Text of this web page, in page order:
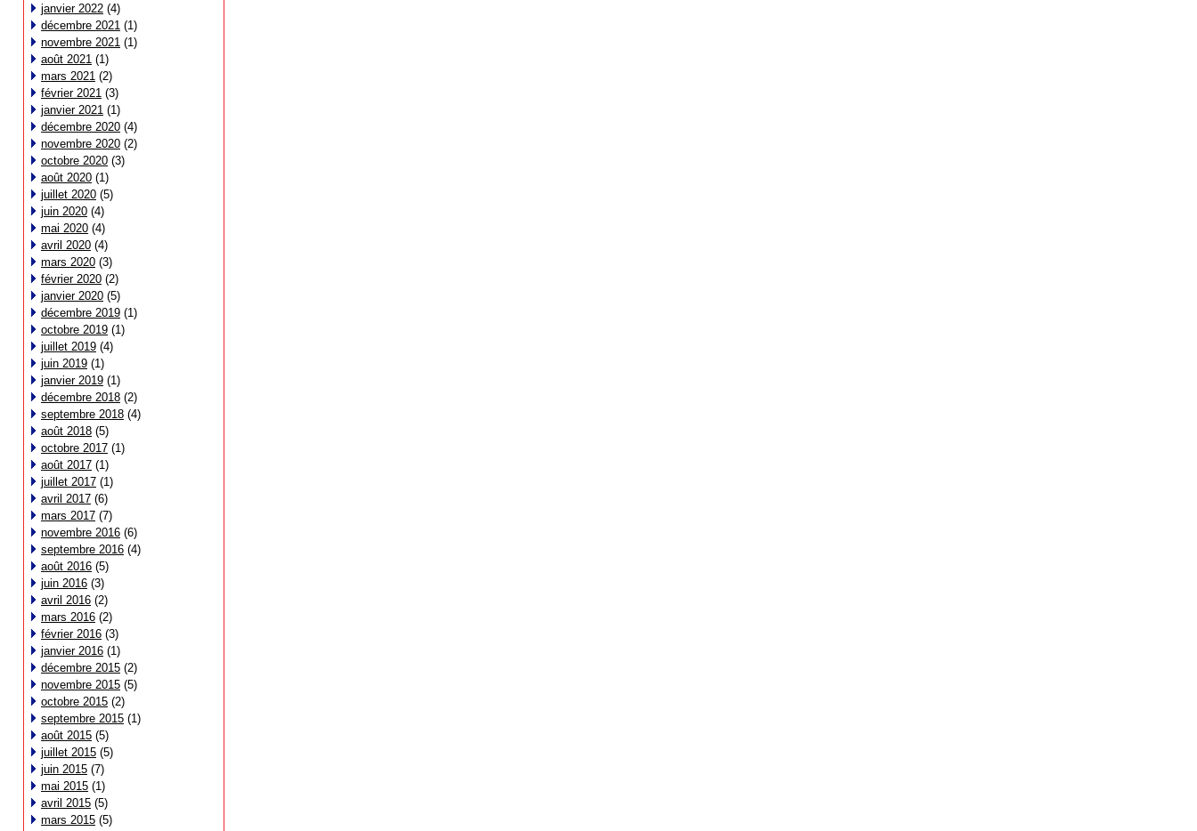
janvier 2022 (4)
décembre 2021 (1)
novembre 2021 (1)
août 2021 (1)
mars 2021 (2)
février 2021 (3)
janvier 2021 (1)
décembre 2020 (4)
novembre 2020 (2)
octobre 2020 (3)
août 2020 (1)
juillet 2020 (5)
juin 2020 (4)
mai 2020 (4)
avril 2020 (4)
mars 2020 (3)
février 2020 (2)
janvier 2020 (5)
décembre 2019 (1)
octobre 2019 (1)
juillet 2019 (4)
juin 2019 (1)
janvier 2019 (1)
décembre 2018 (2)
septembre 2018 (4)
août 2018 (5)
octobre 2017 (1)
août 2017 (1)
juillet 2017 (1)
avril 2017 (6)
mars 2017 (7)
novembre 2016 (6)
septembre 2016 (4)
août 2016 (5)
juin 2016 (3)
avril 2016 (2)
mars 2016 (2)
février 2016 (3)
janvier 2016 (1)
décembre 2015 (2)
novembre 2015 (5)
octobre 2015 (2)
septembre 2015 (1)
août 2015 (5)
juillet 2015 (5)
juin 2015 (7)
mai 2015 (1)
avril 2015 (5)
mars 2015 (5)